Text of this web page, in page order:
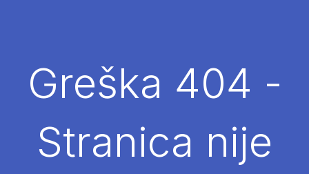
NAJAMGreška 404 -
Stranica nije